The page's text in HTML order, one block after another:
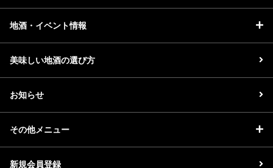
地酒・イベント情報
美味しい地酒の選び方
お知らせ
その他メニュー
新規会員登録